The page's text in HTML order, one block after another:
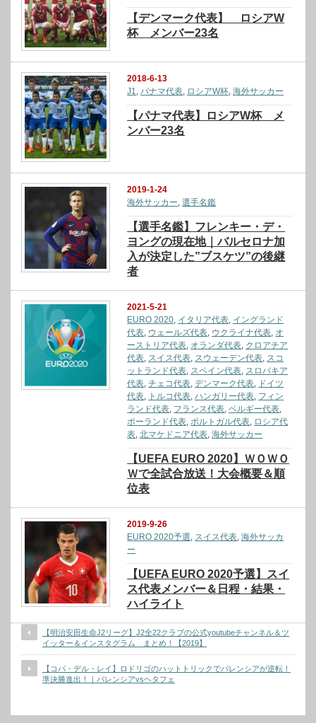
【デンマーク代表】 ロシアW
杯 メンバー23名
2018-6-13
J1,パナマ代表, ロシアW杯,海外サッカー
【パナマ代表】ロシアW杯 メ
ンバー23名
2019-1-24
海外サッカー,選手名鑑
【選手名鑑】フレンキー・デ・
ヨングの現在地｜バルセロナ加
入が決定した”ブスケツ”の後継
者
2021-5-21
EURO 2020, イタリア代表, イングランド
代表, ウェールズ代表, ウクライナ代表, オ
ーストリア代表, オランダ代表, クロアチア
代表, スイス代表, スウェーデン代表, スコ
ットランド代表, スペイン代表, スロバキア
代表,チェコ代表,デンマーク代表, ドイツ
代表, トルコ代表,ハンガリー代表, フィン
ランド代表, フランス代表,ベルギー代表,
ポーランド代表,ポルトガル代表, ロシア代
表,北マケドニア代表,海外サッカー
【UEFA EURO 2020】ＷＯＷＯ
Ｗで全試合放送！大会概要＆順
位表
2019-9-26
EURO 2020予選, スイス代表,海外サッカ
ー
【UEFA EURO 2020予選】スイ
ス代表メンバー＆日程・結果・
ハイライト
【明治安田生命J2リーグ】J2全22クラブの公式youtubeチャンネル＆ツ
イッター＆インスタグラム まとめ！【2019】
【コパ・デル・レイ】ロドリゴのハットトリックでバレンシアが逆転！
準決勝進出！｜バレンシアvsヘタフェ